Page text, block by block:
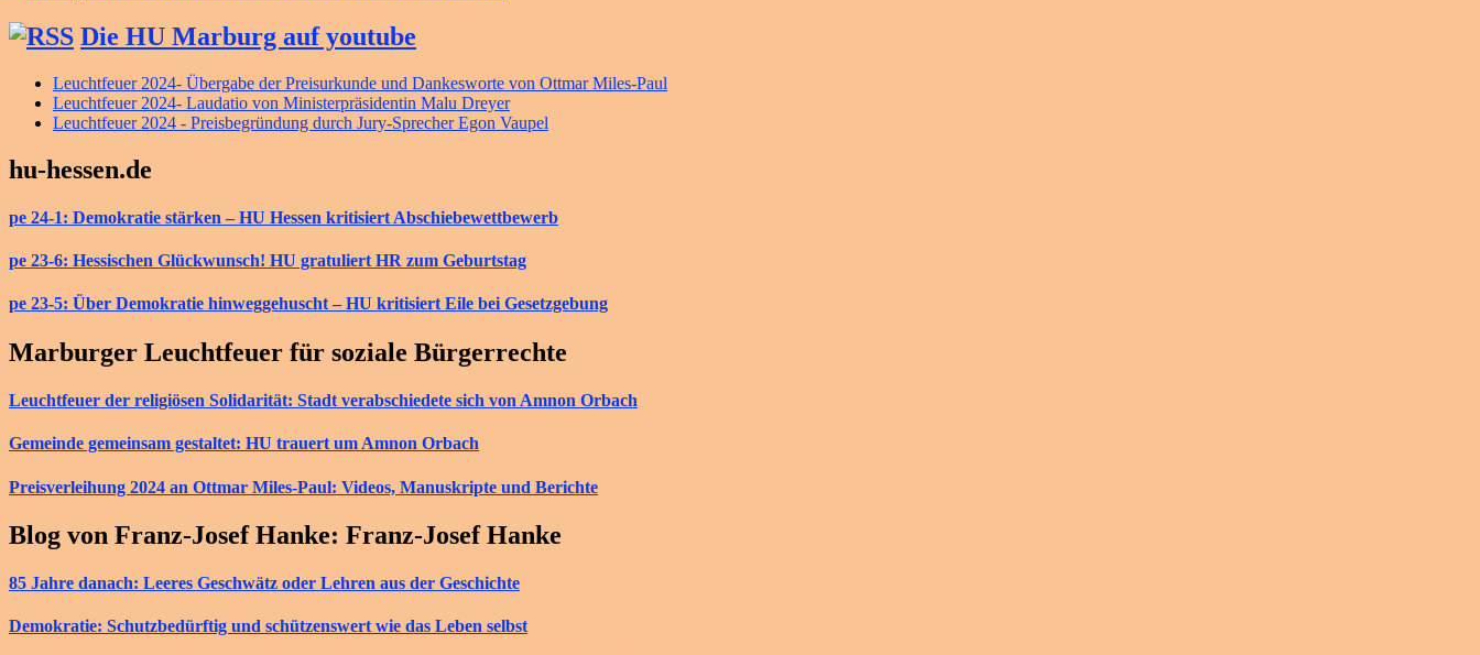
Die HU Marburg auf youtube
Leuchtfeuer 2024- Übergabe der Preisurkunde und Dankesworte von Ottmar Miles-Paul
Leuchtfeuer 2024- Laudatio von Ministerpräsidentin Malu Dreyer
Leuchtfeuer 2024 - Preisbegründung durch Jury-Sprecher Egon Vaupel
hu-hessen.de
pe 24-1: Demokratie stärken – HU Hessen kritisiert Abschiebewettbewerb
pe 23-6: Hessischen Glückwunsch! HU gratuliert HR zum Geburtstag
pe 23-5: Über Demokratie hinweggehuscht – HU kritisiert Eile bei Gesetzgebung
Marburger Leuchtfeuer für soziale Bürgerrechte
Leuchtfeuer der religiösen Solidarität: Stadt verabschiedete sich von Amnon Orbach
Gemeinde gemeinsam gestaltet: HU trauert um Amnon Orbach
Preisverleihung 2024 an Ottmar Miles-Paul: Videos, Manuskripte und Berichte
Blog von Franz-Josef Hanke: Franz-Josef Hanke
85 Jahre danach: Leeres Geschwätz oder Lehren aus der Geschichte
Demokratie: Schutzbedürftig und schützenswert wie das Leben selbst